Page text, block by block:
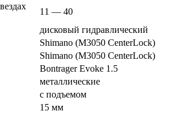
11 — 40
дисковый гидравлический
Shimano (M3050 CenterLock)
Shimano (M3050 CenterLock)
Bontrager Evoke 1.5
металлические
с подъемом
15 мм